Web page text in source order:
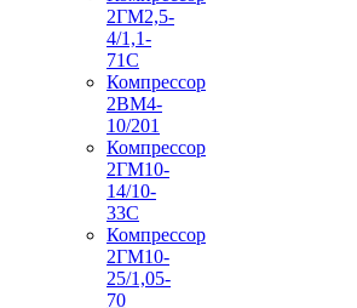
2ГМ2,5-
4/1,1-
71С
Компрессор
2ВМ4-
10/201
Компрессор
2ГМ10-
14/10-
33С
Компрессор
2ГМ10-
25/1,05-
70